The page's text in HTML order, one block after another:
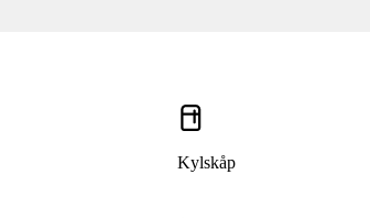
Kylskåp